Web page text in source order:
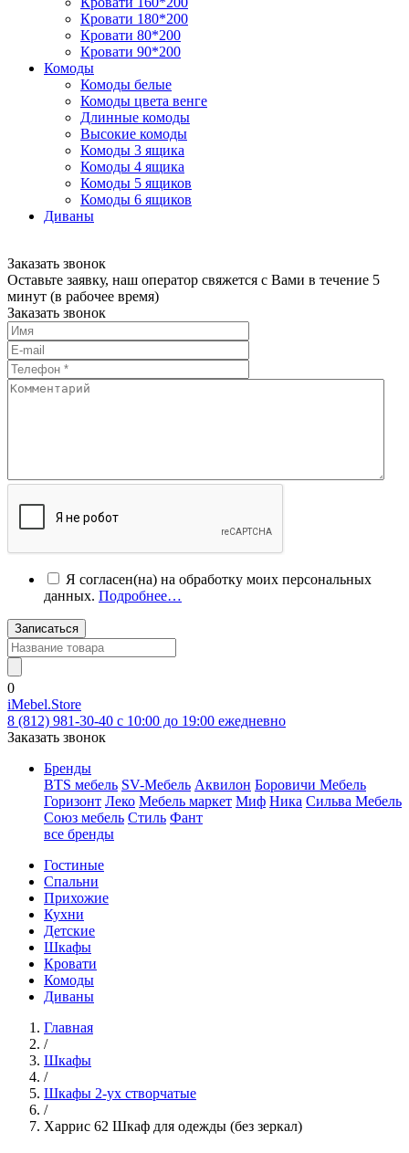
Кровати 180*200
Кровати 80*200
Кровати 90*200
Комоды
Комоды белые
Комоды цвета венге
Длинные комоды
Высокие комоды
Комоды 3 ящика
Комоды 4 ящика
Комоды 5 ящиков
Комоды 6 ящиков
Диваны
Заказать звонок
Оставьте заявку, наш оператор свяжется с Вами в течение 5
минут (в рабочее время)
Заказать звонок
Я согласен(на) на обработку моих персональных
данных. Подробнее…
Записаться
0
iMebel.Store
8 (812) 981-30-40 c 10:00 до 19:00 ежедневно
Заказать звонок
Бренды
BTS мебель SV-Мебель Аквилон Боровичи Мебель
Горизонт Леко Мебель маркет Миф Ника Сильва Мебель
Союз мебель Стиль Фант
все бренды
Гостиные
Спальни
Прихожие
Кухни
Детские
Шкафы
Кровати
Комоды
Диваны
Главная
/
Шкафы
/
Шкафы 2-ух створчатые
/
Харрис 62 Шкаф для одежды (без зеркал)